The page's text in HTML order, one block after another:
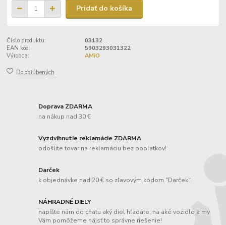
Pridať do košíka
Číslo produktu:
03132
EAN kód:
5903293031322
Výrobca:
AMiO
Do obľúbených
Doprava ZDARMA
na nákup nad 30 €
Vyzdvihnutie reklamácie ZDARMA
odošlite tovar na reklamáciu bez poplatkov!
Darček
k objednávke nad 20 € so zľavovým kódom "Darček".
NÁHRADNÉ DIELY
napíšte nám do chatu aký diel hľadáte, na aké vozidlo a my
Vám pomôžeme nájsť to správne riešenie!